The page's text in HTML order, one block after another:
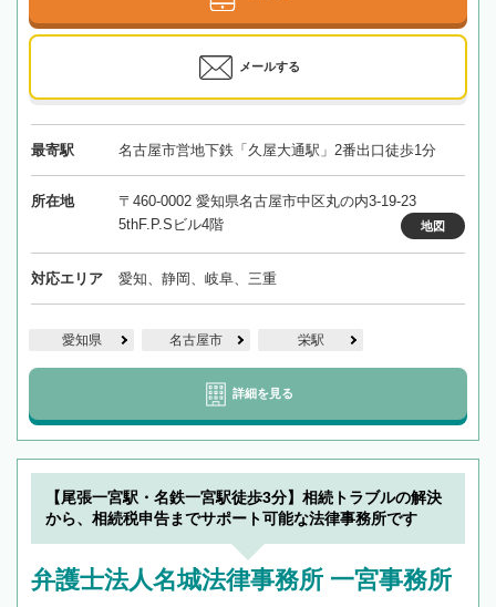
メールする
最寄駅 名古屋市営地下鉄「久屋大通駅」2番出口徒歩1分
所在地
〒460-0002 愛知県名古屋市中区丸の内3-19-23
5thF.P.Sビル4階
地図
対応エリア 愛知、静岡、岐阜、三重
愛知県 名古屋市 栄駅
詳細を見る
【尾張一宮駅・名鉄一宮駅徒歩3分】相続トラブルの解決
から、相続税申告までサポート可能な法律事務所です
弁護士法人名城法律事務所 一宮事務所